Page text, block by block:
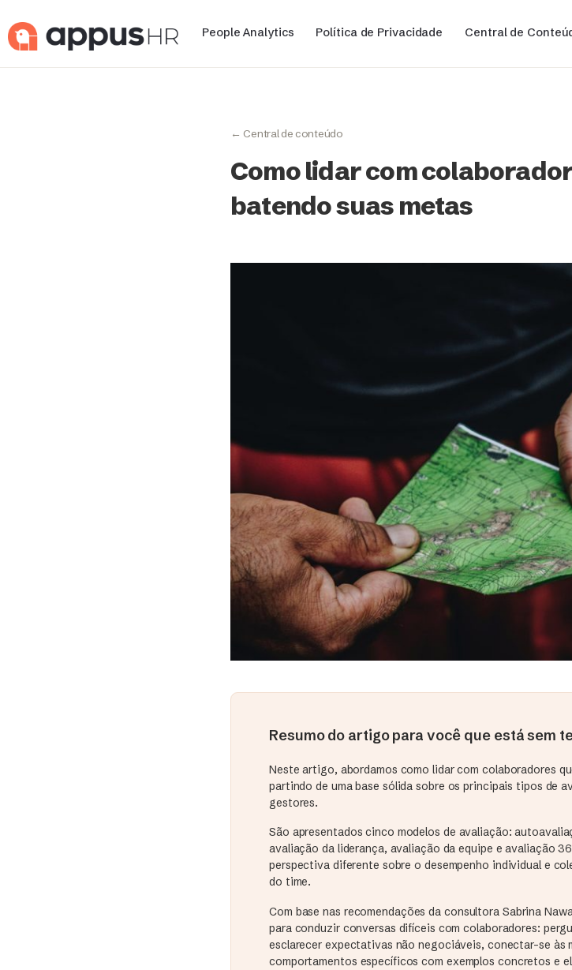
People Analytics Política de Privacidade Central de
← Central de conteúdo
Como lidar com
batendo suas metas
Resumo do artigo para você que está sem
Neste artigo, abordamos como lidar com colaboradores
partindo de uma base sólida sobre os principais tipos de
gestores.
São apresentados cinco modelos de avaliação:
avaliação da liderança, avaliação da equipe e avaliação
perspectiva diferente sobre o desempenho individual e
do time.
Com base nas recomendações da consultora Sabrina
para conduzir conversas difíceis com colaboradores:
esclarecer expectativas não negociáveis, conectar-se às
comportamentos específicos com exemplos concretos e